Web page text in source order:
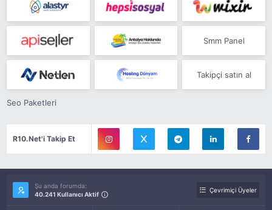
Smm Panel
Takipçi satın al
Seo Paketleri
R10.Net'i Takip Et
Şu anda forumda:
40.241 Kullanıcı Aktif
Çevrimiçi Üyeler